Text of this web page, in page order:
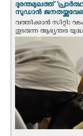
ദുരന്തമുഖത്ത്
സുഡാൻ
വത്തിക്കാന്‍ സിറ്റി:
തുടരുന്ന ആഭ്യന്തര